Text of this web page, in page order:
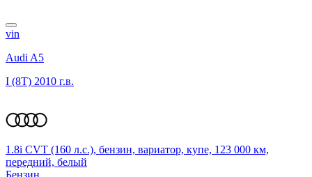
vin
Audi A5
I (8T) 2010 г.в.
1.8i CVT (160 л.с.), бензин, вариатор, купе, 123 000 км,
передний, белый
Бензин